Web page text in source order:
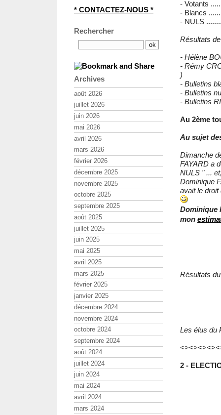
- Votants
- Blancs
- NULS
Résultats
- Hélène
- Rémy
)
- Bulletins
- Bulletins
- Bulletins
Au 2ème
Au sujet
Dimanche
FAYARD a
NULS " ...
Dominique
avait le droit
Dominique
mon
Résultats
Les élus du
2 -
* CONTACTEZ-NOUS *
Rechercher
Archives
août 2026
juillet 2026
juin 2026
mai 2026
avril 2026
mars 2026
février 2026
décembre 2025
novembre 2025
octobre 2025
septembre 2025
août 2025
juillet 2025
juin 2025
mai 2025
avril 2025
mars 2025
février 2025
janvier 2025
décembre 2024
novembre 2024
octobre 2024
septembre 2024
août 2024
juillet 2024
juin 2024
mai 2024
avril 2024
mars 2024